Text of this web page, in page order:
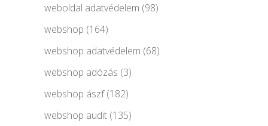
weboldal adatvédelem (98)
webshop (164)
webshop adatvédelem (68)
webshop adózás (3)
webshop ászf(182)
webshop audit (135)